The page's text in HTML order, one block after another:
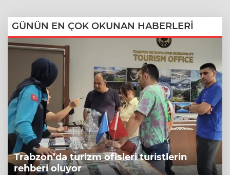
GÜNÜN EN ÇOK OKUNAN HABERLERİ
Trabzon’da turizm ofisleri turistlerin
rehberi oluyor